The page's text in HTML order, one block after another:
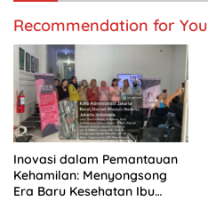
Recommendation for You
Inovasi dalam Pemantauan
Kehamilan: Menyongsong
Era Baru Kesehatan Ibu